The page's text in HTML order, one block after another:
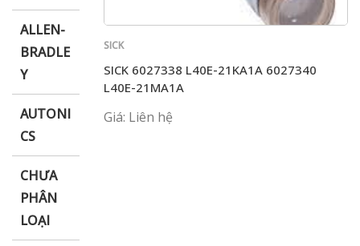
ALLEN-
BRADLE
Y
AUTONI
CS
CHƯA
PHÂN
LOẠI
SICK
SICK 6027338 L40E-21KA1A 6027340
L40E-21MA1A
Giá: Liên hệ